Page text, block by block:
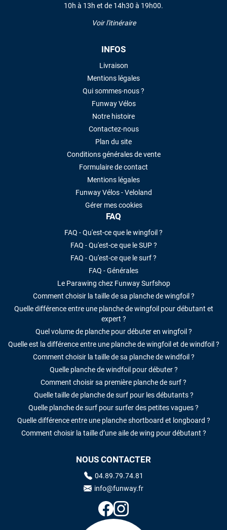
10h à 13h et de 14h30 à 19h00.
Voir l'itinéraire
INFOS
Livraison
Mentions légales
Qui sommes-nous ?
Funway Vélos
Notre histoire
Contactez-nous
Plan du site
Conditions générales de vente
Formulaire de contact
Mentions légales
Funway Vélos - Veloland
Gérer mes cookies
FAQ
FAQ - Qu'est-ce que le wingfoil ?
FAQ - Qu'est-ce que le SUP ?
FAQ - Qu'est-ce que le surf ?
FAQ - Générales
Le Parawing chez Funway Surfshop
Comment choisir la taille de sa planche de wingfoil ?
Quelle différence entre une planche de wingfoil pour débutant et
expert ?
Quel volume de planche pour débuter en wingfoil ?
Quelle est la différence entre une planche de wingfoil et de windfoil ?
Comment choisir la taille de sa planche de windfoil ?
Quelle planche de windfoil pour débuter ?
Comment choisir sa première planche de surf ?
Quelle taille de planche de surf pour les débutants ?
Quelle planche de surf pour surfer des petites vagues ?
Quelle différence entre une planche shortboard et longboard ?
Comment choisir la taille d’une aile de wing pour débutant ?
NOUS CONTACTER
04.89.79.74.81
info@funway.fr